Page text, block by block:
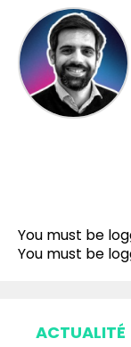
You must be
You must be
ACTUALITÉ